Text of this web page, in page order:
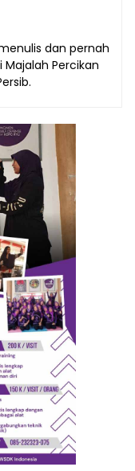
dan pernah
Percikan